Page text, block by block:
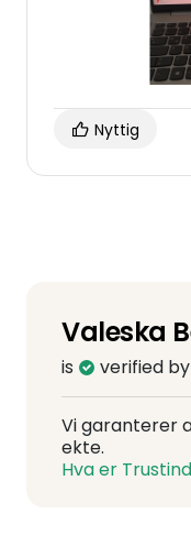
Nyttig
Valeska
is verified
Vi garanterer
ekte.
Hva er